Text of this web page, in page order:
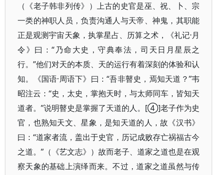
（《老子韩非列传》）上古的史官是巫、祝、卜、宗
一类的神职人员，负责沟通人与天帝、神鬼，其职能
正是观测宇宙天象，执掌星占、历算之术，《礼记·月
令》曰：“乃命大史，守典奉法，司天日月星辰之
行。”他们对天的本质、天的运行有着深刻的体验和认
知。《国语·周语下》曰：“吾非瞽史，焉知天道？”韦
昭注云：“史，太史，掌抱天时，与太师同车，皆知天
道者。”说明瞽史是掌握了天道的人。[④]老子作为史
官，也熟知天文、星象，是知天道的人，故《汉书》
曰：“道家者流，盖出于史官，历记成败存亡祸福古今
之道。”（《艺文志》）故而老子、道家之道也是在观
察天象的基础上演绎而来。不过，道家之道虽然与传